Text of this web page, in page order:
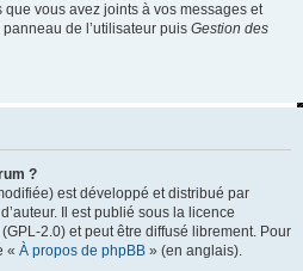
vous avez joints à vos messages et
de l’utilisateur puis Gestion des
?
est développé et distribué par
Il est publié sous la licence
2.0) et peut être diffusé librement. Pour
« À propos de phpBB » (en anglais).